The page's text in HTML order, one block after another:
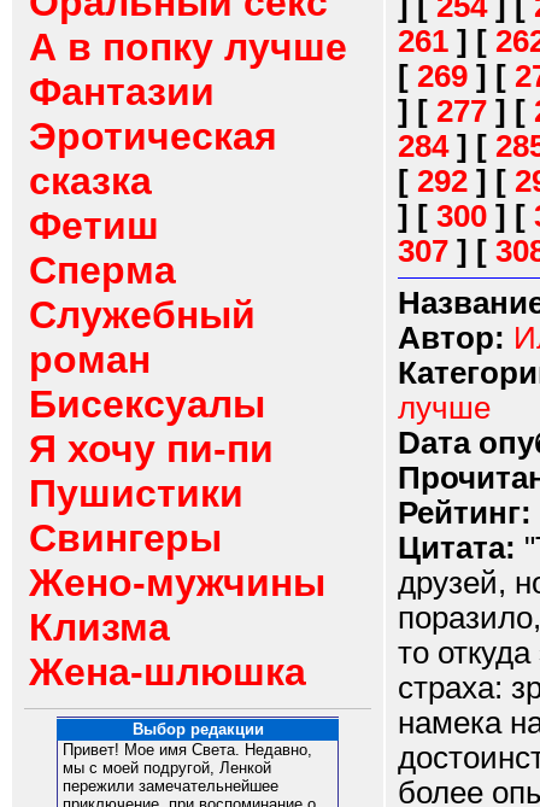
А в попку лучше
Фантазии
Эротическая
сказка
Фетиш
Сперма
Служебный
роман
Бисексуалы
Я хочу пи-пи
Пушистики
Свингеры
Жено-мужчины
Клизма
Жена-шлюшка
Выбор редакции
Привет! Мое имя Света. Недавно,
мы с моей подругой, Ленкой
пережили замечательнейшее
261 ] [
[ 269 ] [
] [ 277 ] [
284] [
[ 292 ] [
] [ 300 ] [
307 ] [
Автор:
лучше
Dата
Рейтинг:
Цитата:
друзей,
то
страха:
намека
более